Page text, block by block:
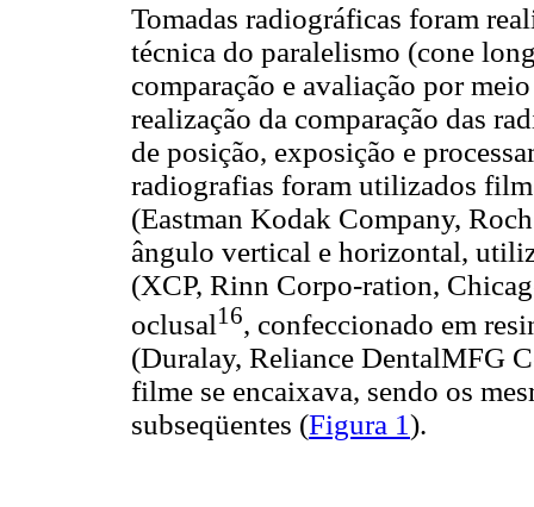
Tomadas radiográficas foram
técnica do paralelismo (cone
comparação e avaliação por
realização da comparação das
de posição, exposição e
radiografias foram utilizados
(Eastman Kodak Company,
ângulo vertical e horizontal,
(XCP, Rinn Corpo-ration,
oclusal16, confeccionado em
(Duralay, Reliance DentalMFG
filme se encaixava, sendo os
subseqüentes (Figura 1).